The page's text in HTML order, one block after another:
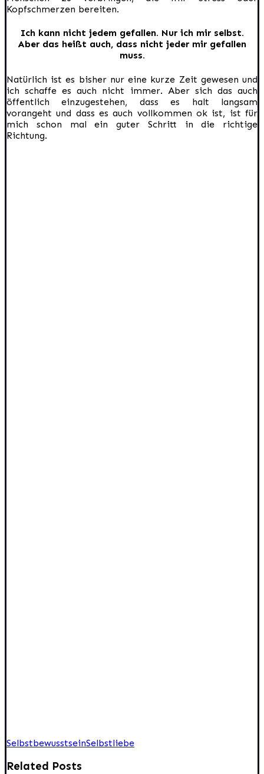
Kopfschmerzen bereiten.
Ich kann nicht jedem gefallen. Nur ich mir selbst.
Aber das heißt auch, dass nicht jeder mir gefallen
muss.
Natürlich ist es bisher nur eine kurze Zeit gewesen und
ich schaffe es auch nicht immer. Aber sich das auch
öffentlich einzugestehen, dass es halt langsam
vorangeht und dass es auch vollkommen ok ist, ist für
mich schon mal ein guter Schritt in die richtige
Richtung.
SelbstbewusstseinSelbstliebe
Related Posts